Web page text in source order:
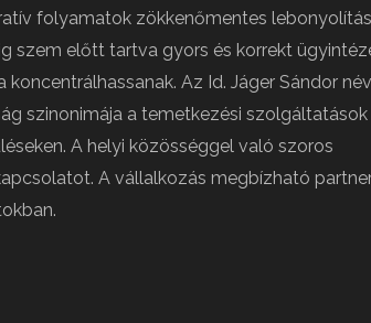
folyamatok zökkenőmentes
szem előtt tartva gyors és korrekt
Az Id. Jáger Sándor
szinonimája a temetkezési szolgáltatások
A helyi közösséggel való szoros
A vállalkozás megbízható